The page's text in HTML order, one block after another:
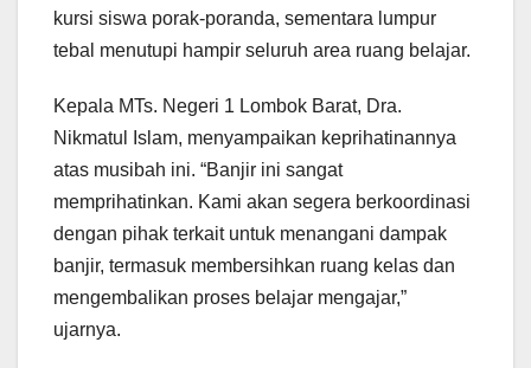
kursi siswa porak-poranda, sementara lumpur
tebal menutupi hampir seluruh area ruang belajar.
Kepala MTs. Negeri 1 Lombok Barat, Dra.
Nikmatul Islam, menyampaikan keprihatinannya
atas musibah ini. “Banjir ini sangat
memprihatinkan. Kami akan segera berkoordinasi
dengan pihak terkait untuk menangani dampak
banjir, termasuk membersihkan ruang kelas dan
mengembalikan proses belajar mengajar,”
ujarnya.